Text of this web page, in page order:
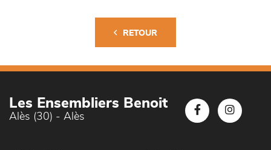
RETOUR
Les Ensembliers Benoit
Alès (30) - Alès